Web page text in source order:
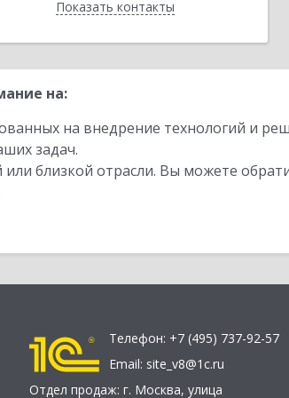
Показать контакты
Назад
на:
на внедрение технологий и
задач.
близкой отрасли. Вы можете
Телефон: +7 (495) 737-92-57
Email: site_v8@1c.ru
Отдел продаж: г. Москва, улица